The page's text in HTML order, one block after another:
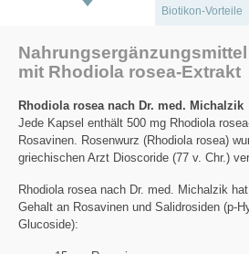
Biotikon-Vorteile
Nahrungsergänzungsmittel
mit Rhodiola rosea-Extrakt
Rhodiola rosea nach Dr. med. Michalzik
Jede Kapsel enthält 500 mg Rhodiola
Rosavinen. Rosenwurz (Rhodiola rosea)
griechischen Arzt Dioscoride (77 v. Chr.)
Rhodiola rosea nach Dr. med. Michalzik
Gehalt an Rosavinen und Salidrosiden (p-
Glucoside):